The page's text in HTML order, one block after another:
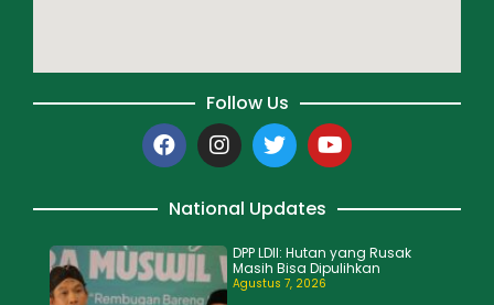
Follow Us
National Updates
DPP LDII: Hutan yang Rusak
Masih Bisa Dipulihkan
Agustus 7, 2026